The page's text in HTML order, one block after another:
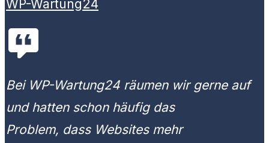
WP-Wartung24
Bei WP-Wartung24 räumen wir gerne auf
und hatten schon häufig das
Problem, dass Websites mehr